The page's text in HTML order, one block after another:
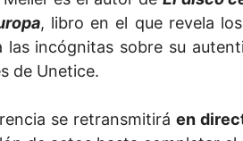
, libro en el que revela
las incógnitas sobre su
de Unetice.
se retransmitirá en